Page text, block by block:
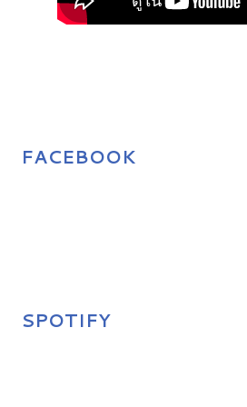
FACEBOOK
SPOTIFY